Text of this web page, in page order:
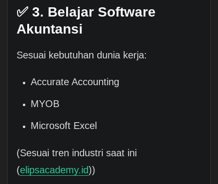
✅ 3. Belajar Software
Akuntansi
Sesuai kebutuhan dunia kerja:
Accurate Accounting
MYOB
Microsoft Excel
(Sesuai tren industri saat ini
(elipsacademy.id))